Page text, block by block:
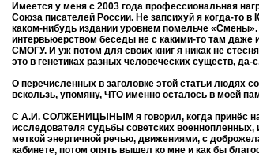
Имеется у меня с 2003 года профессиональная
Союза писателей России. Не запсихуй я когда-то
каком-нибудь издании уровнем помельче
интервьюерством беседы не с какими-то там даже
СМОГУ. И уж потом для своих книг я никак не
это в генетиках разных человеческих существ, да-
О перечисленных в заголовке этой статьи людях
вскользь, упомяну, ЧТО именно осталось в моей
С А.И. СОЛЖЕНИЦЫНЫМ я говорил, когда принёс на
исследователя судьбы советских
меткой энергичной речью, движениями, с
кабинете, потом опять вышел ко мне и как бы